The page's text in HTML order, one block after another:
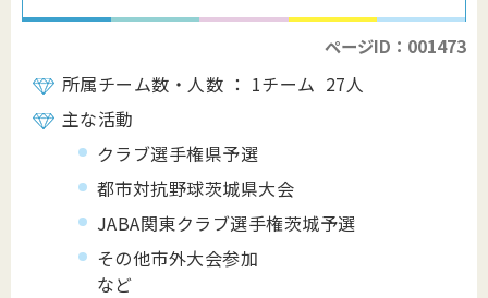
ページID：001473
所属チーム数・人数 ： 1チーム 27人
主な活動
クラブ選手権県予選
都市対抗野球茨城県大会
JABA関東クラブ選手権茨城予選
その他市外大会参加
など